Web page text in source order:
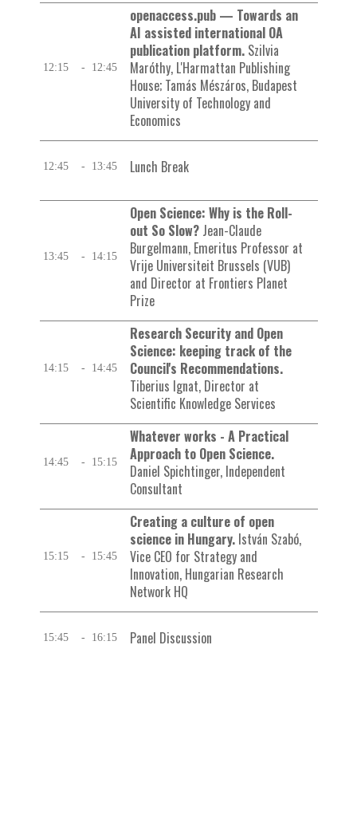
12:15 - 12:45
openaccess.pub — Towards an
AI assisted international OA
publication platform.Szilvia
Maróthy, L'Harmattan Publishing
House; Tamás Mészáros, Budapest
University of Technology and
Economics
12:45 - 13:45 Lunch Break
13:45 - 14:15
Open Science: Why is the Roll-
out So Slow?Jean-Claude
Burgelmann, Emeritus Professor at
Vrije Universiteit Brussels (VUB)
and Director at Frontiers Planet
Prize
14:15 - 14:45
Research Security and Open
Science: keeping track of the
Council's Recommendations.
Tiberius Ignat, Director at
Scientific Knowledge Services
14:45 - 15:15
Whatever works - A Practical
Approach to Open Science.
Daniel Spichtinger, Independent
Consultant
15:15 - 15:45
Creating a culture of open
science in Hungary.István Szabó,
Vice CEO for Strategy and
Innovation, Hungarian Research
Network HQ
15:45 - 16:15 Panel Discussion